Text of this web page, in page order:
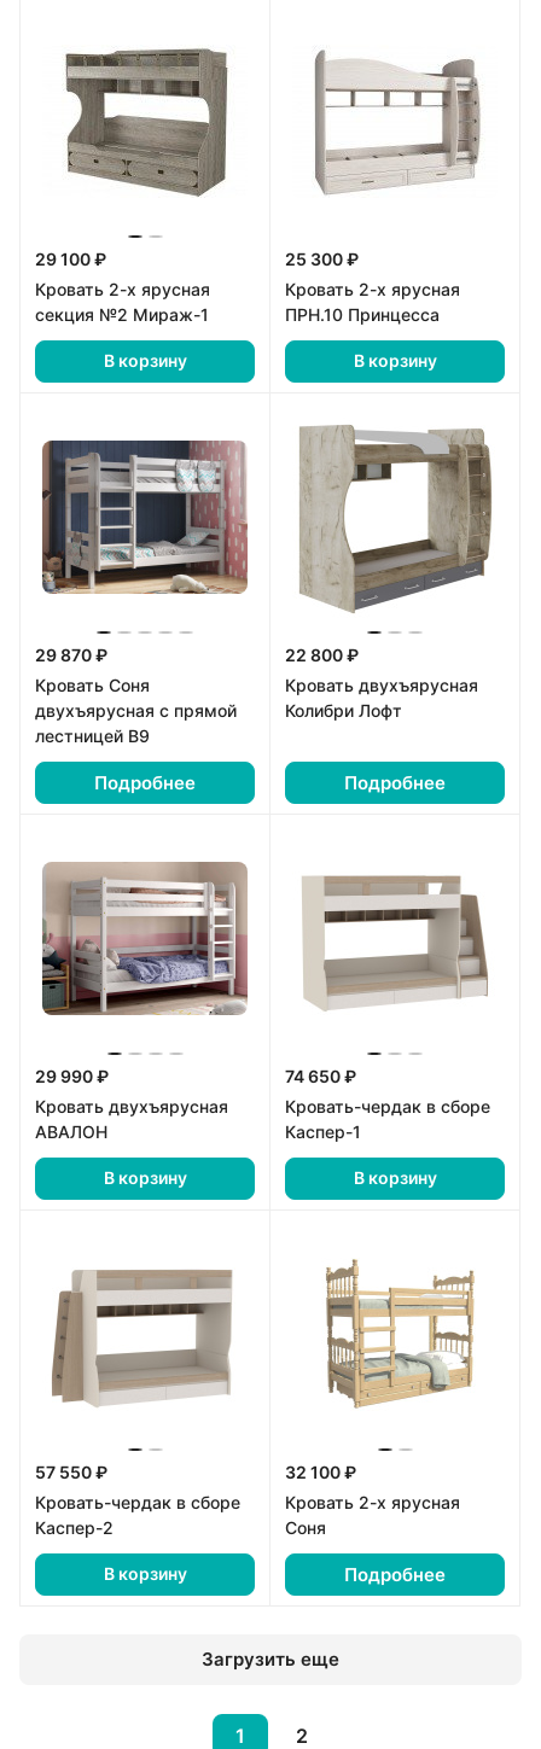
29 100 ₽
Кровать 2-х ярусная
секция №2 Мираж-1
В корзину
25 300 ₽
Кровать 2-х ярусная
ПРН.10 Принцесса
В корзину
29 870 ₽
Кровать Соня
двухъярусная с прямой
лестницей В9
Подробнее
22 800 ₽
Кровать двухъярусная
Колибри Лофт
Подробнее
29 990 ₽
Кровать двухъярусная
АВАЛОН
В корзину
74 650 ₽
Кровать-чердак в сборе
Каспер-1
В корзину
57 550 ₽
Кровать-чердак в сборе
Каспер-2
В корзину
32 100 ₽
Кровать 2-х ярусная
Соня
Подробнее
Загрузить еще
1 2